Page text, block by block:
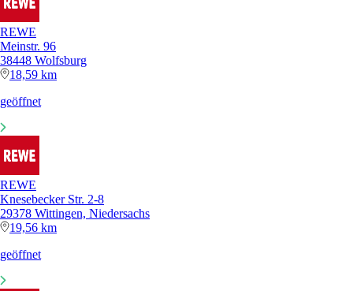
REWE
Meinstr. 96
38448 Wolfsburg
18,59 km
geöffnet
REWE
Knesebecker Str. 2-8
29378 Wittingen, Niedersachs
19,56 km
geöffnet